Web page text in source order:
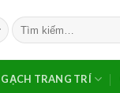
Tìm
kiếm:
GẠCH TRANG TRÍ